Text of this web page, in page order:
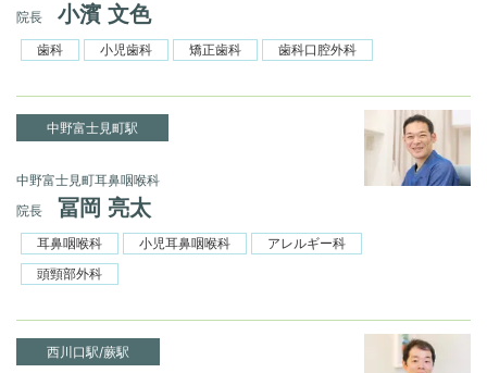
院長
小濱 文色
歯科 小児歯科 矯正歯科 歯科口腔外科
中野富士見町駅
中野富士見町耳鼻咽喉科
院長
冨岡 亮太
耳鼻咽喉科 小児耳鼻咽喉科
アレルギー科
頭頸部外科
西川口駅/蕨駅